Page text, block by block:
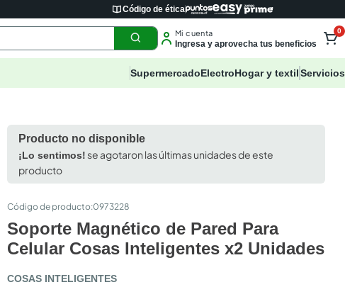
Código de ética
Mi cuenta
Ingresa y aprovecha tus beneficios
0
SupermercadoElectroHogar y textilServicios
Producto no disponible
¡Lo sentimos!se agotaron las últimas unidades de este
producto
:0973228
Soporte Magnético de Pared Para
Celular Cosas Inteligentes x2 Unidades
COSAS INTELIGENTES